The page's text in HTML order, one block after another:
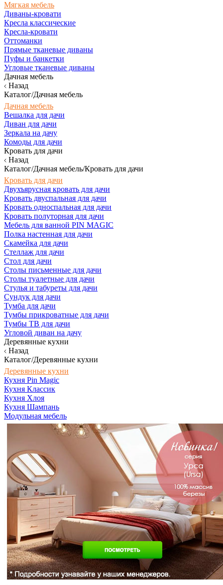
Мягкая мебель
Диваны-кровати
Кресла классические
Кресла-кровати
Оттоманки
Прямые тканевые диваны
Пуфы и банкетки
Угловые тканевые диваны
Дачная мебель
Назад
Каталог/Дачная мебель
Дачная мебель
Вешалка для дачи
Диван для дачи
Зеркала на дачу
Комоды для дачи
Кровать для дачи
Назад
Каталог/Дачная мебель/Кровать для дачи
Кровать для дачи
Двухъярусная кровать для дачи
Кровать двуспальная для дачи
Кровать односпальная для дачи
Кровать полуторная для дачи
Мебель для ванной PIN MAGIC
Полка настенная для дачи
Скамейка для дачи
Стеллаж для дачи
Стол для дачи
Столы письменные для дачи
Столы туалетные для дачи
Стулья и табуреты для дачи
Сундук для дачи
Тумба для дачи
Тумбы прикроватные для дачи
Тумбы ТВ для дачи
Угловой диван на дачу
Деревянные кухни
Назад
Каталог/Деревянные кухни
Деревянные кухни
Кухня Pin Magic
Кухня Классик
Кухня Хлоя
Кухня Шампань
Модульная мебель